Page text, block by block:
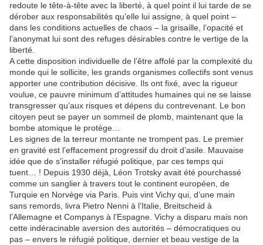
redoute le tête-à-tête avec la liberté, à quel point il lui tarde de se
dérober aux responsabilités qu’elle lui assigne, à quel point –
dans les conditions actuelles de chaos – la grisaille, l’opacité et
l’anonymat lui sont des refuges désirables contre le vertige de la
liberté.
A cette disposition individuelle de l’être affolé par la complexité du
monde qui le sollicite, les grands organismes collectifs sont venus
apporter une contribution décisive. Ils ont fixé, avec la rigueur
voulue, ce pauvre minimum d’attitudes humaines qui ne se laisse
transgresser qu’aux risques et dépens du contrevenant. Le bon
citoyen peut se payer un sommeil de plomb, maintenant que la
bombe atomique le protège…
Les signes de la terreur montante ne trompent pas. Le premier
en gravité est l’effacement progressif du droit d’asile. Mauvaise
idée que de s’installer réfugié politique, par ces temps qui
tuent… ! Depuis 1930 déjà, Léon Trotsky avait été pourchassé
comme un sanglier à travers tout le continent européen, de
Turquie en Norvège via Paris. Puis vint Vichy qui, d’une main
sans remords, livra Pietro Nenni à l’Italie, Breitscheid à
l’Allemagne et Companys à l’Espagne. Vichy a disparu mais non
cette indéracinable aversion des autorités – démocratiques ou
pas – envers le réfugié politique, dernier et beau vestige de la